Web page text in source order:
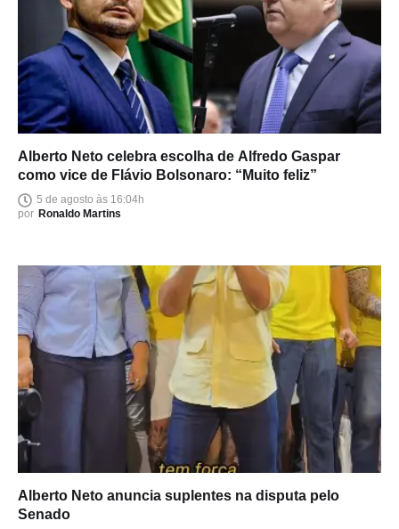
Alberto Neto celebra escolha de Alfredo Gaspar
como vice de Flávio Bolsonaro: “Muito feliz”
5 de agosto às 16:04h
por Ronaldo Martins
Alberto Neto anuncia suplentes na disputa pelo
Senado